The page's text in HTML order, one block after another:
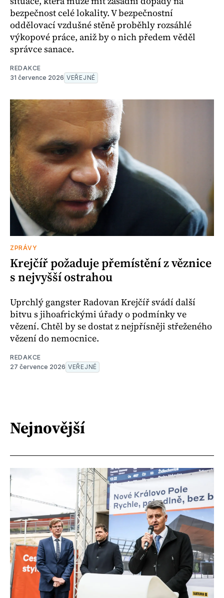
bezpečnost celé lokality. V bezpečnostní
oddělovací vzdušné stěně proběhly rozsáhlé
výkopové práce, aniž by o nich předem věděl
správce sanace.
REDAKCE
31 července 2026 VEŘEJNÉ
ZPRÁVY
Krejčíř požaduje přemístění z věznice
s nejvyšší ostrahou
Uprchlý gangster Radovan Krejčíř svádí další
bitvu s jihoafrickými úřady o podmínky ve
vězení. Chtěl by se dostat z nejpřísněji střeženého
vězení do nemocnice.
REDAKCE
27 července 2026 VEŘEJNÉ
Nejnovější